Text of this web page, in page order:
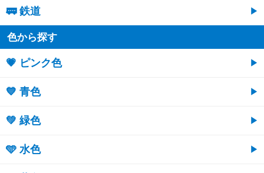
🚃 鉄道
色から探す
💗 ピンク色
💙 青色
💚 緑色
🩵 水色